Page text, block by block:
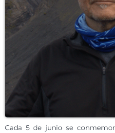
Cada 5 de junio se